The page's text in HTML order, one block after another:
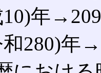
年
和280)